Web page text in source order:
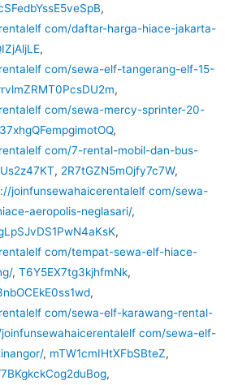
,
com/daftar-harga-hiace-jakarta-
,
com/sewa-elf-tangerang-elf-15-
,
com/sewa-mercy-sprinter-20-
37xhgQFempgimotOQ,
com/7-rental-mobil-dan-bus-
, 2R7tGZN5mOjfy7c7W,
joinfunsewahaicerentalelf com/sewa-
aeropolis-neglasari/,
,
com/tempat-sewa-elf-hiace-
, T6Y5EX7tg3kjhfmNk,
,
com/sewa-elf-karawang-rental-
com/sewa-elf-
, mTW1cmIHtXFbSBteZ,
,